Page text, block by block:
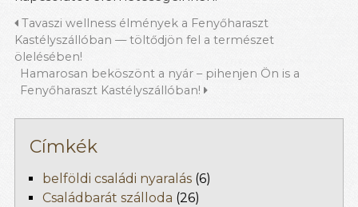
Tavaszi wellness élmények a Fenyőharaszt
Kastélyszállóban — töltődjön fel a természet
ölelésében!
Hamarosan beköszönt a nyár – pihenjen Ön is a
Fenyőharaszt Kastélyszállóban!
Címkék
belföldi családi nyaralás (6)
Családbarát szálloda (26)